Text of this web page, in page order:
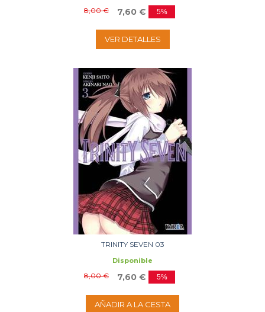
8,00 € 7,60 € 5%
VER DETALLES
TRINITY SEVEN 03
Disponible
8,00 € 7,60 € 5%
AÑADIR A LA CESTA